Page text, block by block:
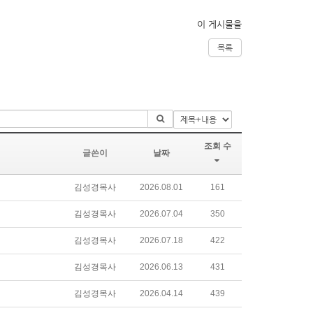
이 게시물을
목록
글쓴이 날짜
조회 수
김성경목사 2026.08.01 161
김성경목사 2026.07.04 350
김성경목사 2026.07.18 422
김성경목사 2026.06.13 431
김성경목사 2026.04.14 439